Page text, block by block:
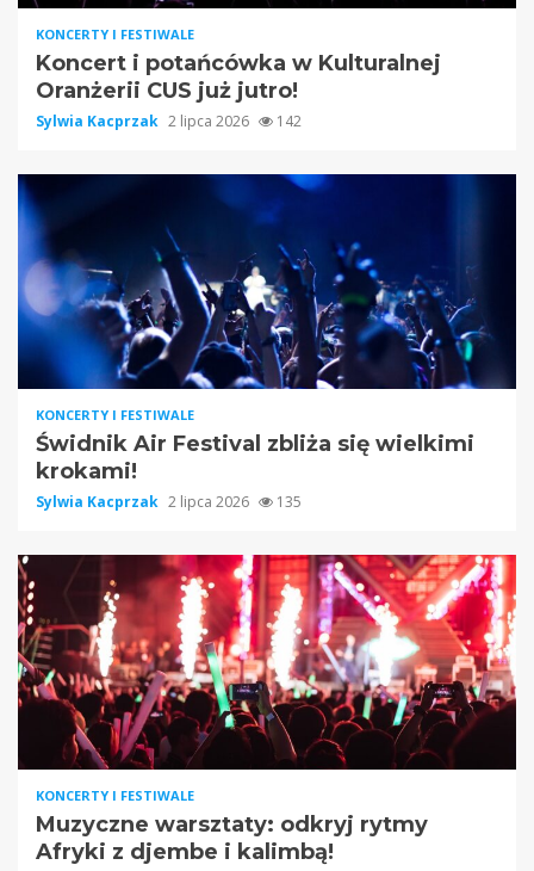
KONCERTY I FESTIWALE
Koncert i potańcówka w Kulturalnej
Oranżerii CUS już jutro!
Sylwia Kacprzak 2 lipca 2026 142
KONCERTY I FESTIWALE
Świdnik Air Festival zbliża się wielkimi
krokami!
Sylwia Kacprzak 2 lipca 2026 135
KONCERTY I FESTIWALE
Muzyczne warsztaty: odkryj rytmy
Afryki z djembe i kalimbą!